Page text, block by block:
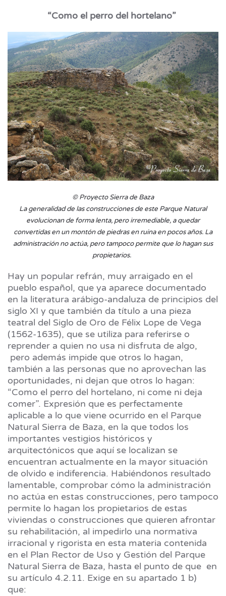
“Como el perro del hortelano”
© Proyecto Sierra de Baza
La generalidad de las construcciones de este Parque Natural
evolucionan de forma lenta, pero irremediable, a quedar
convertidas en un montón de piedras en ruina en pocos años. La
administración no actúa, pero tampoco permite que lo hagan sus
propietarios.
Hay un popular refrán, muy arraigado en el
pueblo español, que ya aparece documentado
en la literatura arábigo-andaluza de principios del
siglo XI y que también da título a una pieza
teatral del Siglo de Oro de Félix Lope de Vega
(1562-1635), que se utiliza para referirse o
reprender a quien no usa ni disfruta de algo,
pero además impide que otros lo hagan,
también a las personas que no aprovechan las
oportunidades, ni dejan que otros lo hagan:
“Como el perro del hortelano, ni come ni deja
comer”. Expresión que es perfectamente
aplicable a lo que viene ocurrido en el Parque
Natural Sierra de Baza, en la que todos los
importantes vestigios históricos y
arquitectónicos que aquí se localizan se
encuentran actualmente en la mayor situación
de olvido e indiferencia. Habiéndonos resultado
lamentable, comprobar cómo la administración
no actúa en estas construcciones, pero tampoco
permite lo hagan los propietarios de estas
viviendas o construcciones que quieren afrontar
su rehabilitación, al impedirlo una normativa
irracional y rigorista en esta materia contenida
en el Plan Rector de Uso y Gestión del Parque
Natural Sierra de Baza, hasta el punto de que en
su artículo 4.2.11. Exige en su apartado 1 b)
que: